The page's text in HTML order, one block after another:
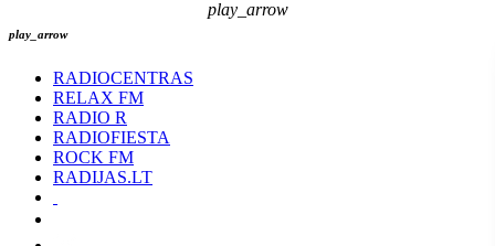
play_arrow
RADIOCENTRAS
RELAX FM
RADIO R
RADIOFIESTA
ROCK FM
RADIJAS.LT
play_arrow